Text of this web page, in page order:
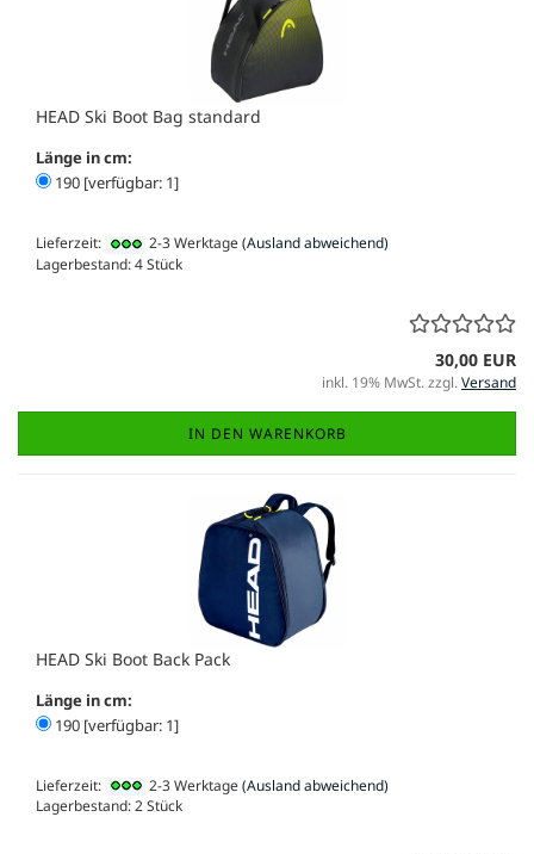
HEAD Ski Boot Bag standard
Länge in cm:
190 [verfügbar: 1]
Lieferzeit: 2-3 Werktage(Ausland abweichend)
Lagerbestand: 4 Stück
30,00 EUR
inkl. 19% MwSt. zzgl.Versand
IN DEN WARENKORB
HEAD Ski Boot Back Pack
Länge in cm:
190 [verfügbar: 1]
Lieferzeit: 2-3 Werktage(Ausland abweichend)
Lagerbestand: 2 Stück